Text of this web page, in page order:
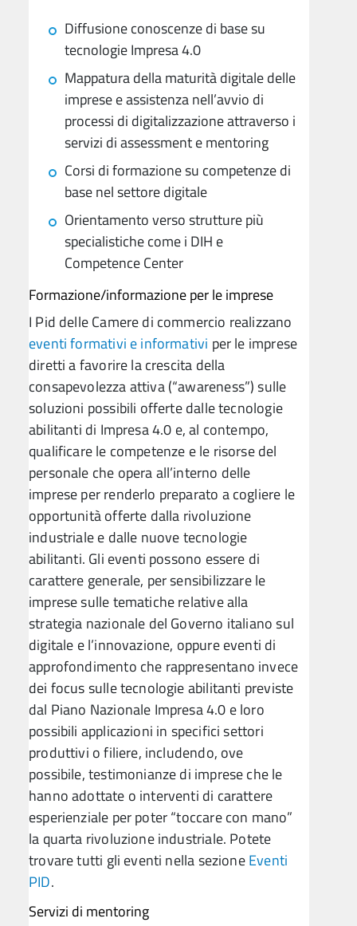
Diffusione conoscenze di base su
tecnologie Impresa 4.0
Mappatura della maturità digitale delle
imprese e assistenza nell’avvio di
processi di digitalizzazione attraverso i
servizi di assessment e mentoring
Corsi di formazione su competenze di
base nel settore digitale
Orientamento verso strutture più
specialistiche come i DIH e
Competence Center
Formazione/informazione per le imprese
I Pid delle Camere di commercio realizzano
eventi formativi e informativi per le imprese
diretti a favorire la crescita della
consapevolezza attiva (“awareness”) sulle
soluzioni possibili offerte dalle tecnologie
abilitanti di Impresa 4.0 e, al contempo,
qualificare le competenze e le risorse del
personale che opera all’interno delle
imprese per renderlo preparato a cogliere le
opportunità offerte dalla rivoluzione
industriale e dalle nuove tecnologie
abilitanti. Gli eventi possono essere di
carattere generale, per sensibilizzare le
imprese sulle tematiche relative alla
strategia nazionale del Governo italiano sul
digitale e l’innovazione, oppure eventi di
approfondimento che rappresentano invece
dei focus sulle tecnologie abilitanti previste
dal Piano Nazionale Impresa 4.0 e loro
possibili applicazioni in specifici settori
produttivi o filiere, includendo, ove
possibile, testimonianze di imprese che le
hanno adottate o interventi di carattere
esperienziale per poter “toccare con mano”
la quarta rivoluzione industriale. Potete
trovare tutti gli eventi nella sezioneEventi
PID.
Servizi di mentoring